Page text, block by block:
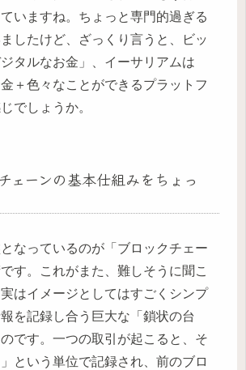
いますね。ちょっと専門的過ぎる
したけど、ざっくり言うと、ビッ
タルなお金」、イーサリアムは
金＋色々なことができるプラットフ
でしょうか。
ェーンの基本仕組みをちょっ
なっているのが「ブロックチェー
す。これがまた、難しそうに聞こ
はイメージとしてはすごくシンプ
を記録し合う巨大な「鎖状の台
です。一つの取引が起こると、そ
という単位で記録され、前のブロ